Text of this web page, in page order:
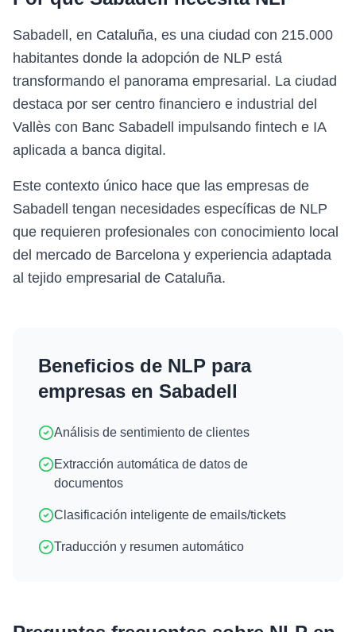
Sabadell, en Cataluña, es una ciudad con 215.000
habitantes donde la adopción de NLP está
transformando el panorama empresarial. La ciudad
destaca por ser centro financiero e industrial del
Vallès con Banc Sabadell impulsando fintech e IA
aplicada a banca digital.
Este contexto único hace que las empresas de
Sabadell tengan necesidades específicas de NLP
que requieren profesionales con conocimiento local
del mercado de Barcelona y experiencia adaptada
al tejido empresarial de Cataluña.
Beneficios de NLP para
empresas en Sabadell
Análisis de sentimiento de clientes
Extracción automática de datos de
documentos
Clasificación inteligente de emails/tickets
Traducción y resumen automático